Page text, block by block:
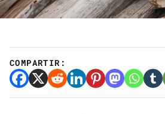
COMPARTIR: